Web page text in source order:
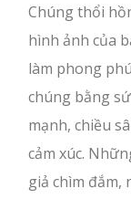
Chúng thổi
hình ảnh của
làm phong phú
chúng bằng
mạnh, chiều
cảm xúc.
giả chìm đắm,